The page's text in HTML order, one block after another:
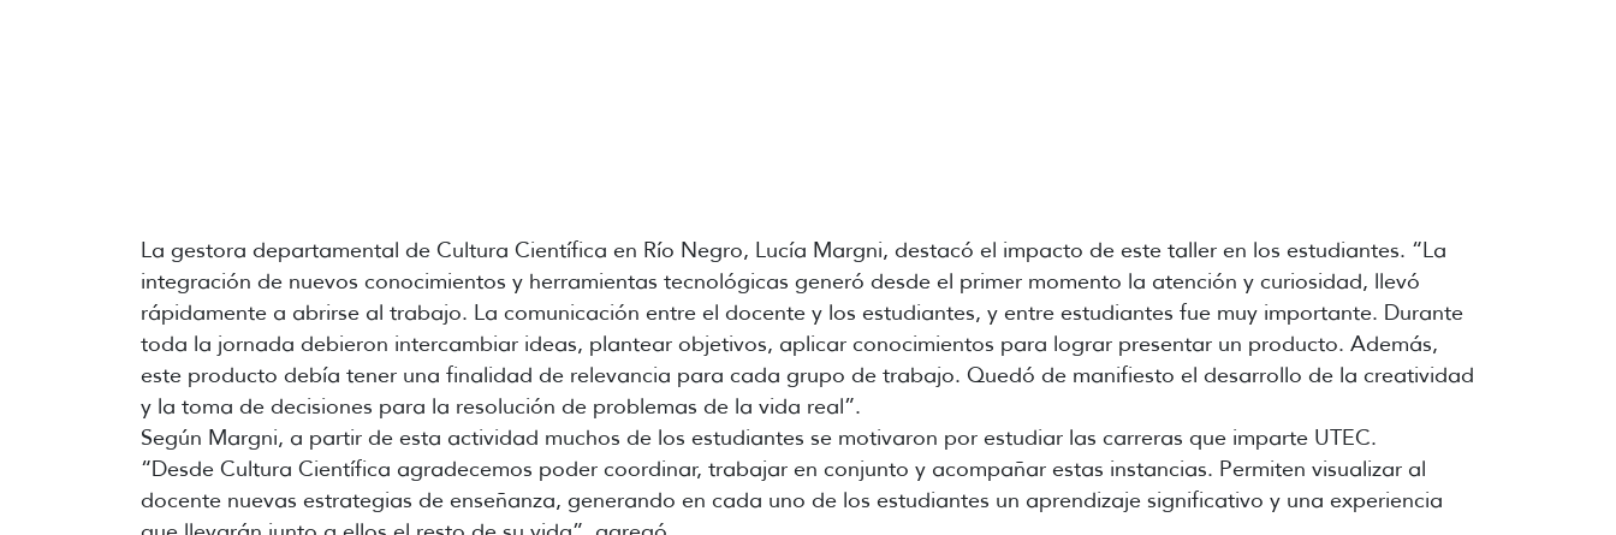
La gestora departamental de Cultura Científica en Río Negro, Lucía Margni, destacó el impacto de este taller en los estudiantes. “La
integración de nuevos conocimientos y herramientas tecnológicas generó desde el primer momento la atención y curiosidad, llevó
rápidamente a abrirse al trabajo. La comunicación entre el docente y los estudiantes, y entre estudiantes fue muy importante. Durante
toda la jornada debieron intercambiar ideas, plantear objetivos, aplicar conocimientos para lograr presentar un producto. Además,
este producto debía tener una finalidad de relevancia para cada grupo de trabajo. Quedó de manifiesto el desarrollo de la creatividad
y la toma de decisiones para la resolución de problemas de la vida real”.
Según Margni, a partir de esta actividad muchos de los estudiantes se motivaron por estudiar las carreras que imparte UTEC.
“Desde Cultura Científica agradecemos poder coordinar, trabajar en conjunto y acompañar estas instancias. Permiten visualizar al
docente nuevas estrategias de enseñanza, generando en cada uno de los estudiantes un aprendizaje significativo y una experiencia